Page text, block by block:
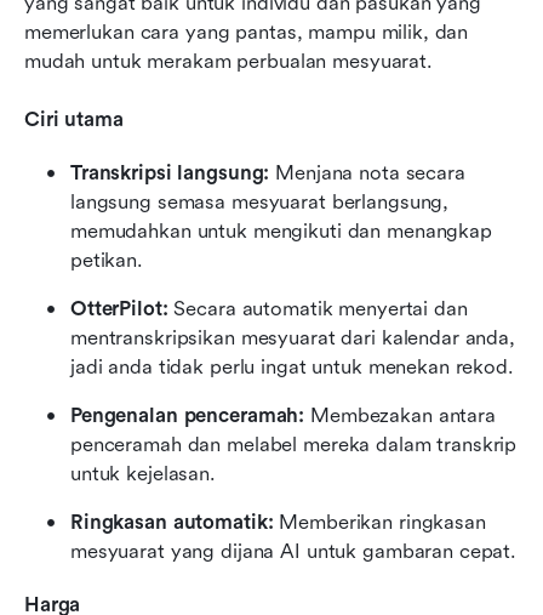
memerlukan cara yang pantas, mampu milik, dan
mudah untuk merakam perbualan mesyuarat.
Ciri utama
Transkripsi langsung: Menjana nota secara
langsung semasa mesyuarat berlangsung,
memudahkan untuk mengikuti dan menangkap
petikan.
OtterPilot: Secara automatik menyertai dan
mentranskripsikan mesyuarat dari kalendar anda,
jadi anda tidak perlu ingat untuk menekan rekod.
Pengenalan penceramah: Membezakan antara
penceramah dan melabel mereka dalam transkrip
untuk kejelasan.
Ringkasan automatik: Memberikan ringkasan
mesyuarat yang dijana AI untuk gambaran cepat.
Harga